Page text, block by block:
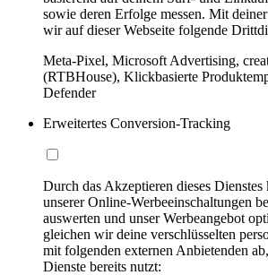
sowie deren Erfolge messen. Mit
wir auf dieser Webseite folgende
Meta-Pixel, Microsoft Advertising,
(RTBHouse), Klickbasierte
Defender
Erweitertes Conversion-Tracking
Durch das Akzeptieren dieses
unserer Online-Werbeeinschaltungen
auswerten und unser Werbeangebot
gleichen wir deine verschlüsselten
mit folgenden externen Anbietenden
Dienste bereits nutzt: